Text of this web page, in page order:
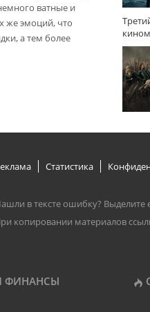
ватные и
же эмоций, что
а тем более
Статистика
в тексте ошибку? Выделите
копировании материалов
ФИНАНСЫ